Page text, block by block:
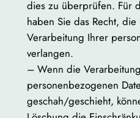
dies zu überprüfen. Für
haben Sie das Recht,
Verarbeitung Ihrer
verlangen.
– Wenn die
personenbezogenen
geschah/geschieht,